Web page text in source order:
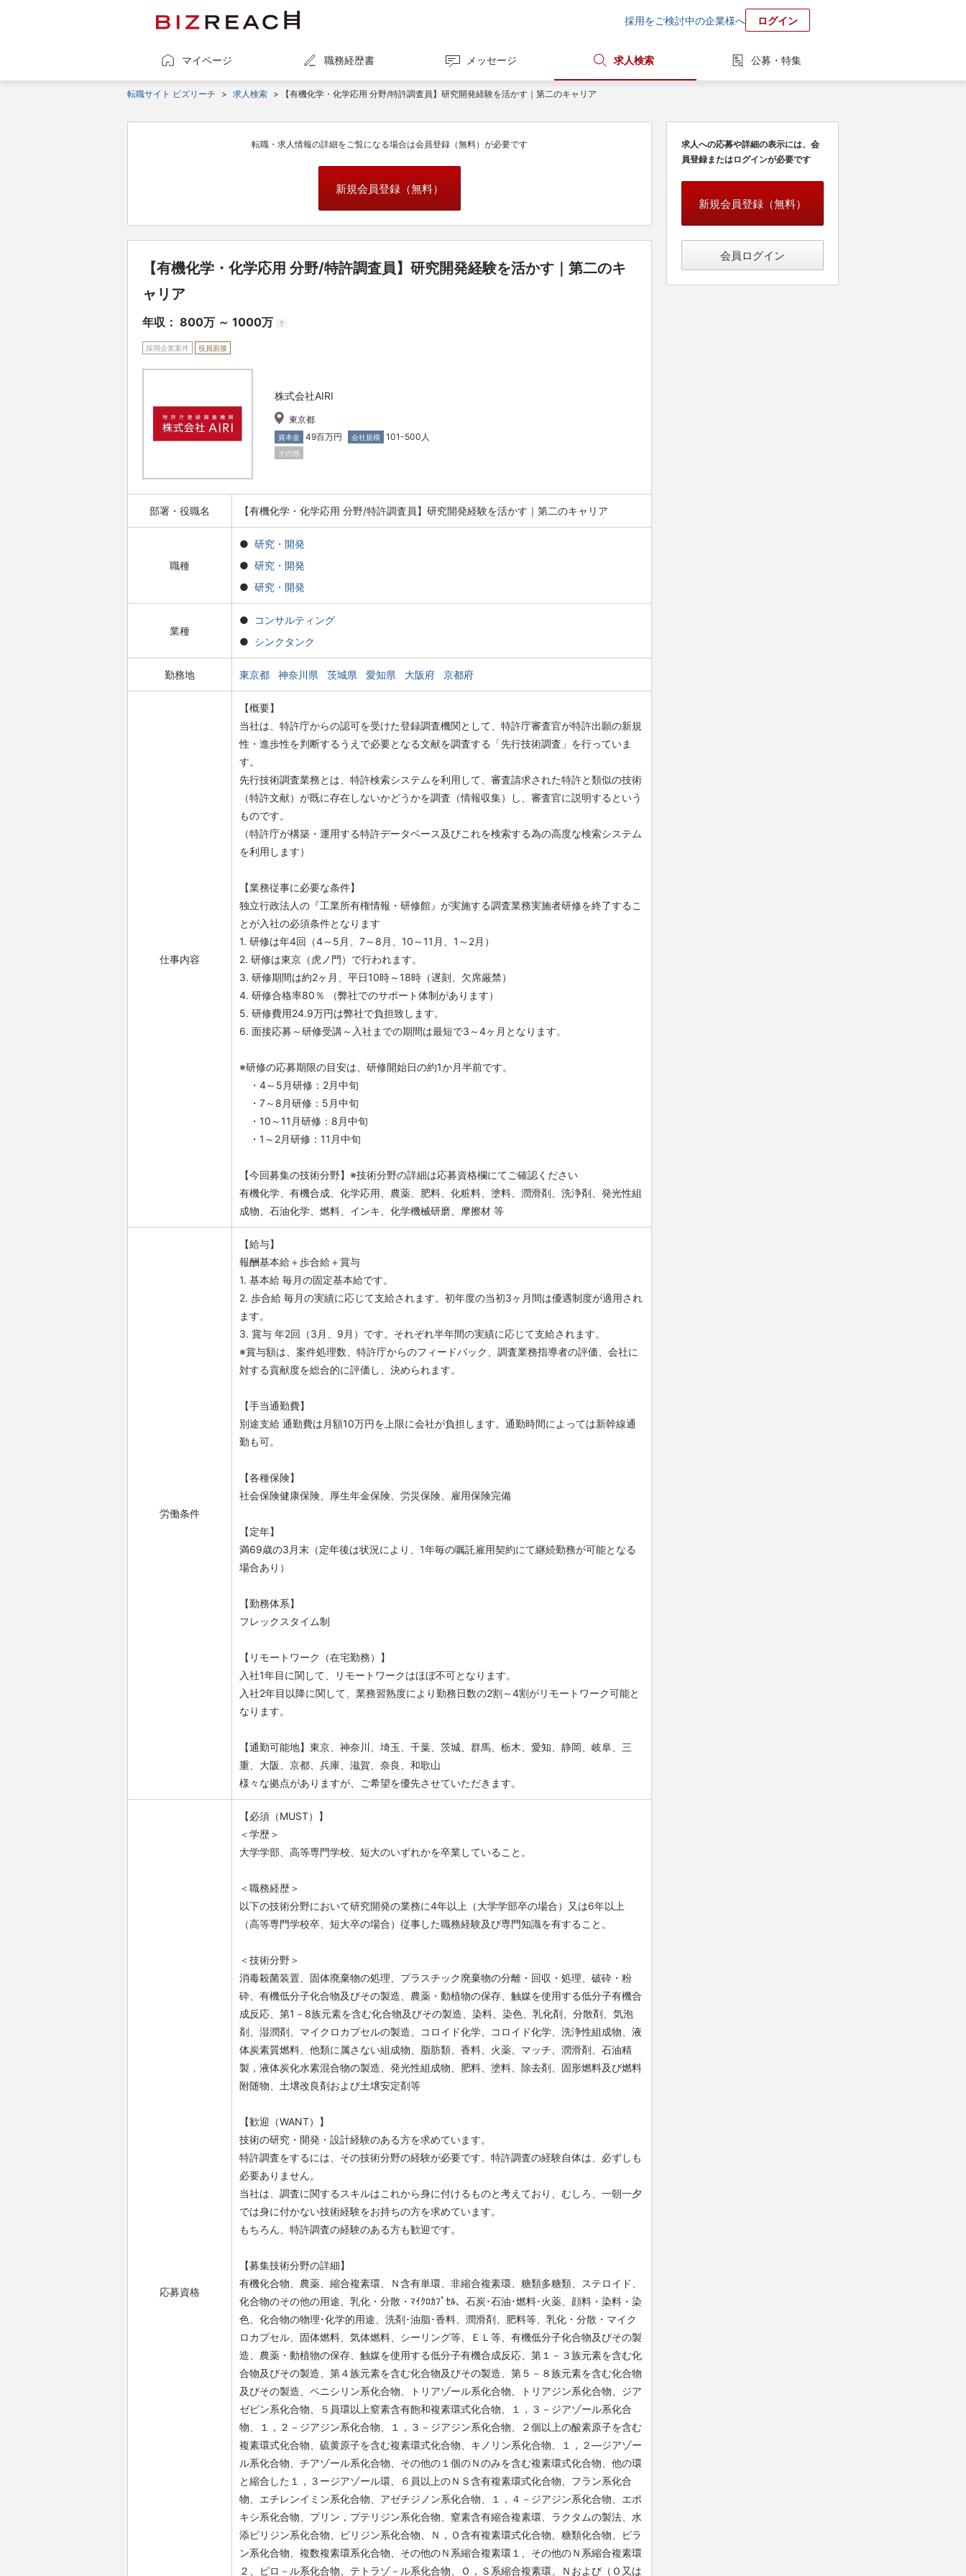
採用をご検討中の企業様へ ログイン
マイページ 職務経歴書 メッセージ 求人検索 公募・特集
転職サイト ビズリーチ > 求人検索 > 【有機化学・化学応用 分野/特許調査員】研究開発経験を活かす｜第二のキャリア
転職・求人情報の詳細をご覧になる場合は会員登録（無料）が必要です
新規会員登録（無料）
【有機化学・化学応用 分野/特許調査員】研究開発経験を活かす｜第二のキ
ャリア
年収： 800万 ～ 1000万 ?
採用企業案件 役員面接
株式会社AIRI
東京都
資本金 49百万円 会社規模 101-500人
その他
部署・役職名 【有機化学・化学応用 分野/特許調査員】研究開発経験を活かす｜第二のキャリア
職種
研究・開発
研究・開発
研究・開発
業種
コンサルティング
シンクタンク
勤務地 東京都 神奈川県 茨城県 愛知県 大阪府 京都府
仕事内容
【概要】
当社は、特許庁からの認可を受けた登録調査機関として、特許庁審査官が特許出願の新規
性・進歩性を判断するうえで必要となる文献を調査する「先行技術調査」を行っていま
す。
先行技術調査業務とは、特許検索システムを利用して、審査請求された特許と類似の技術
（特許文献）が既に存在しないかどうかを調査（情報収集）し、審査官に説明するという
ものです。
（特許庁が構築・運用する特許データベース及びこれを検索する為の高度な検索システム
を利用します）
【業務従事に必要な条件】
独立行政法人の『工業所有権情報・研修館』が実施する調査業務実施者研修を終了するこ
とが入社の必須条件となります
1. 研修は年4回（4～5月、7～8月、10～11月、1～2月）
2. 研修は東京（虎ノ門）で行われます。
3. 研修期間は約2ヶ月、平日10時～18時（遅刻、欠席厳禁）
4. 研修合格率80％ （弊社でのサポート体制があります）
5. 研修費用24.9万円は弊社で負担致します。
6. 面接応募～研修受講～入社までの期間は最短で3～4ヶ月となります。
※研修の応募期限の目安は、研修開始日の約1か月半前です。
・4～5月研修：2月中旬
・7～8月研修：5月中旬
・10～11月研修：8月中旬
・1～2月研修：11月中旬
【今回募集の技術分野】※技術分野の詳細は応募資格欄にてご確認ください
有機化学、有機合成、化学応用、農薬、肥料、化粧料、塗料、潤滑剤、洗浄剤、発光性組
成物、石油化学、燃料、インキ、化学機械研磨、摩擦材 等
労働条件
【給与】
報酬基本給＋歩合給＋賞与
1. 基本給 毎月の固定基本給です。
2. 歩合給 毎月の実績に応じて支給されます。初年度の当初3ヶ月間は優遇制度が適用され
ます。
3. 賞与 年2回（3月、9月）です。それぞれ半年間の実績に応じて支給されます。
※賞与額は、案件処理数、特許庁からのフィードバック、調査業務指導者の評価、会社に
対する貢献度を総合的に評価し、決められます。
【手当通勤費】
別途支給 通勤費は月額10万円を上限に会社が負担します。通勤時間によっては新幹線通
勤も可。
【各種保険】
社会保険健康保険、厚生年金保険、労災保険、雇用保険完備
【定年】
満69歳の3月末（定年後は状況により、1年毎の嘱託雇用契約にて継続勤務が可能となる
場合あり）
【勤務体系】
フレックスタイム制
【リモートワーク（在宅勤務）】
入社1年目に関して、リモートワークはほぼ不可となります。
入社2年目以降に関して、業務習熟度により勤務日数の2割～4割がリモートワーク可能と
なります。
【通勤可能地】東京、神奈川、埼玉、千葉、茨城、群馬、栃木、愛知、静岡、岐阜、三
重、大阪、京都、兵庫、滋賀、奈良、和歌山
様々な拠点がありますが、ご希望を優先させていただきます。
応募資格
【必須（MUST）】
＜学歴＞
大学学部、高等専門学校、短大のいずれかを卒業していること。
＜職務経歴＞
以下の技術分野において研究開発の業務に4年以上（大学学部卒の場合）又は6年以上
（高等専門学校卒、短大卒の場合）従事した職務経験及び専門知識を有すること。
＜技術分野＞
消毒殺菌装置、固体廃棄物の処理、プラスチック廃棄物の分離・回収・処理、破砕・粉
砕、有機低分子化合物及びその製造、農薬・動植物の保存、触媒を使用する低分子有機合
成反応、第1－8族元素を含む化合物及びその製造、染料、染色、乳化剤、分散剤、気泡
剤、湿潤剤、マイクロカプセルの製造、コロイド化学、コロイド化学、洗浄性組成物、液
体炭素質燃料、他類に属さない組成物、脂肪類、香料、火薬、マッチ、潤滑剤、石油精
製，液体炭化水素混合物の製造、発光性組成物、肥料、塗料、除去剤、固形燃料及び燃料
附随物、土壌改良剤および土壌安定剤等
【歓迎（WANT）】
技術の研究・開発・設計経験のある方を求めています。
特許調査をするには、その技術分野の経験が必要です。特許調査の経験自体は、必ずしも
必要ありません。
当社は、調査に関するスキルはこれから身に付けるものと考えており、むしろ、一朝一夕
では身に付かない技術経験をお持ちの方を求めています。
もちろん、特許調査の経験のある方も歓迎です。
【募集技術分野の詳細】
有機化合物、農薬、縮合複素環、Ｎ含有単環、非縮合複素環、糖類多糖類、ステロイド、
化合物のその他の用途、乳化・分散・ﾏｲｸﾛｶﾌﾟｾﾙ、石炭･石油･燃料･火薬、顔料・染料・染
色、化合物の物理･化学的用途、洗剤･油脂･香料、潤滑剤、肥料等、乳化・分散・マイク
ロカプセル、固体燃料、気体燃料、シーリング等、ＥＬ等、有機低分子化合物及びその製
造、農薬・動植物の保存、触媒を使用する低分子有機合成反応、第１－３族元素を含む化
合物及びその製造、第４族元素を含む化合物及びその製造、第５－８族元素を含む化合物
及びその製造、ペニシリン系化合物、トリアゾール系化合物、トリアジン系化合物、ジア
ゼピン系化合物、５員環以上窒素含有飽和複素環式化合物、１，３－ジアゾール系化合
物、１，２－ジアジン系化合物、１，３－ジアジン系化合物、２個以上の酸素原子を含む
複素環式化合物、硫黄原子を含む複素環式化合物、キノリン系化合物、１，２―ジアゾー
ル系化合物、チアゾール系化合物、その他の１個のＮのみを含む複素環式化合物、他の環
と縮合した１，３ージアゾール環、６員以上のＮＳ含有複素環式化合物、フラン系化合
物、エチレンイミン系化合物、アゼチジノン系化合物、１，４－ジアジン系化合物、エポ
キシ系化合物、プリン，プテリジン系化合物、窒素含有縮合複素環、ラクタムの製法、水
添ピリジン系化合物、ピリジン系化合物、Ｎ，Ｏ含有複素環式化合物、糖類化合物、ピラ
ン系化合物、複数複素環系化合物、その他のＮ系縮合複素環１、その他のＮ系縮合複素環
２、ピロ－ル系化合物、テトラゾ－ル系化合物、Ｏ，Ｓ系縮合複素環、Ｎおよび（Ｏ又は
求人への応募や詳細の表示には、会
員登録またはログインが必要です
新規会員登録（無料）
会員ログイン